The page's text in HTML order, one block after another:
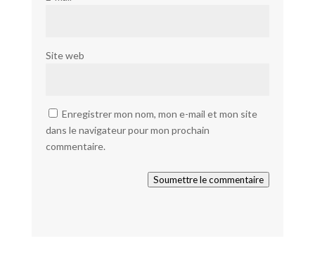
Site web
Enregistrer mon nom, mon e-mail et mon site
dans le navigateur pour mon prochain
commentaire.
Soumettre le commentaire